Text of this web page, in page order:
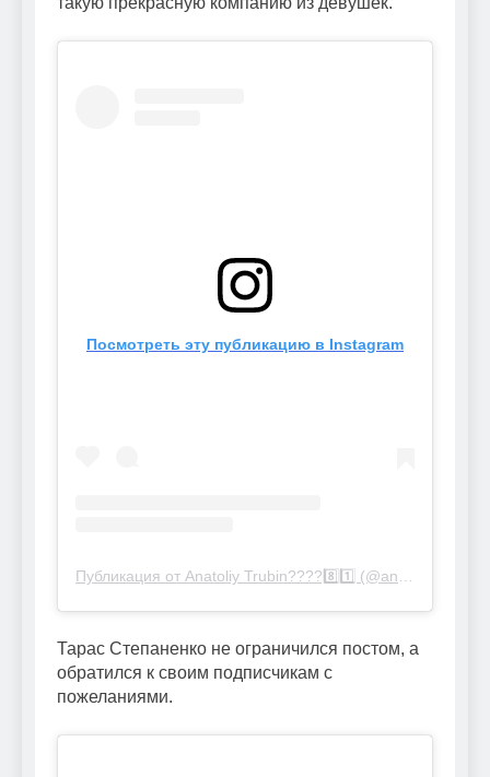
Посмотреть эту публикацию в Instagram
Тарас Степаненко не ограничился постом, а
обратился к своим подписчикам с
пожеланиями.